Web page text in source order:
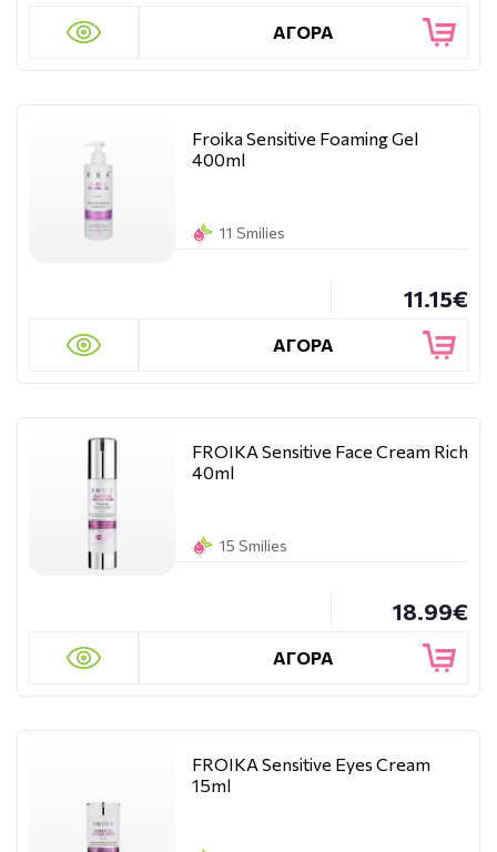
ΑΓΟΡΑ
Froika Sensitive Foaming Gel
400ml
11 Smilies
11.15€
ΑΓΟΡΑ
FROIKA Sensitive Face Cream Rich
40ml
15 Smilies
18.99€
ΑΓΟΡΑ
FROIKA Sensitive Eyes Cream
15ml